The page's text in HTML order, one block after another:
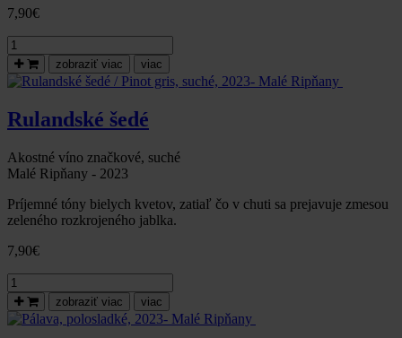
7,90€
množstvo
Chardonnay,
neskorý
zber,
suché,
2023-
Ripňany
zobraziť viac viac
Rulandské šedé
Akostné víno značkové, suché
Malé Ripňany - 2023
Príjemné tóny bielych kvetov, zatiaľ čo v chuti sa prejavuje zmesou
zeleného rozkrojeného jablka.
7,90€
množstvo
Rulandské
šedé
/
zobraziť viac viac